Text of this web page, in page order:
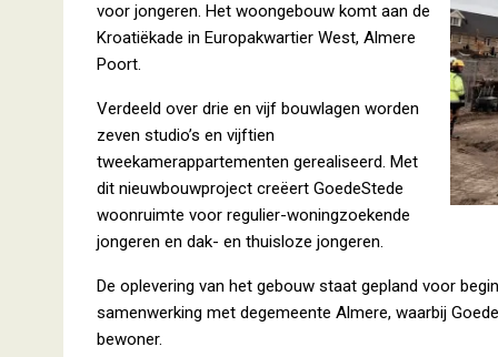
voor jongeren. Het woongebouw komt aan de
Kroatiëkade in Europakwartier West, Almere
Poort.
Verdeeld over drie en vijf bouwlagen worden
zeven studio’s en vijftien
tweekamerappartementen gerealiseerd. Met
dit nieuwbouwproject creëert GoedeStede
woonruimte voor regulier-woningzoekende
jongeren en dak- en thuisloze jongeren.
De oplevering van het gebouw staat gepland voor
samenwerking met degemeente Almere, waarbij
bewoner.